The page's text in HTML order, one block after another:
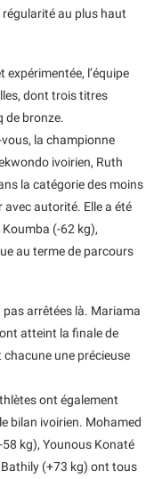
au plus haut
l’équipe
dont trois titres
de bronze.
la championne
ivoirien, Ruth
la catégorie des moins
avec autorité. Elle a été
(-62 kg),
au terme de parcours
arrêtées là. Mariama
atteint la finale de
une précieuse
ont également
bilan ivoirien. Mohamed
kg), Younous Konaté
(+73 kg) ont tous